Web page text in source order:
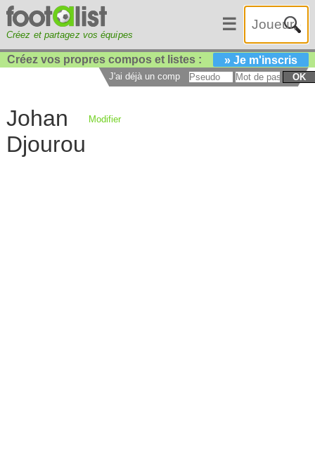
Créez et partagez vos équipes
☰
Créez vos propres compos et listes : » Je m'inscris
J'ai déjà un compte : OK
Johan
Djourou
Modifier